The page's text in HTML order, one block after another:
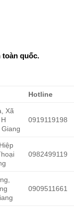
toàn quốc.
Hotline
Xã
0919119198
0982499119
0909511661